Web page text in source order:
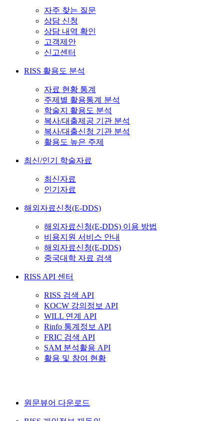
자주 찾는 질문
상담 신청
상담 내역 확인
고객제안
신고센터
RISS 활용도 분석
자료 현황 통계
주제별 활용통계 분석
학술지 활용도 분석
복사/대출제공 기관 분석
복사/대출신청 기관 분석
활용도 높은 주제
최신/인기 학술자료
최신자료
인기자료
해외자료신청(E-DDS)
해외자료신청(E-DDS) 이용 방법
비용지원 서비스 안내
해외자료신청(E-DDS)
중국대학 자료 검색
RISS API 센터
RISS 검색 API
KOCW 강의정보 API
WILL 연계 API
Rinfo 통계정보 API
FRIC 검색 API
SAM 분석활용 API
활용 및 참여 현황
원문뷰어 다운로드